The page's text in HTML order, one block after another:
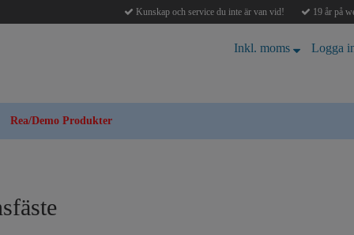
Kunskap och service du inte är van vid! 19 år på
Inkl. moms Logga
Rea/Demo Produkter